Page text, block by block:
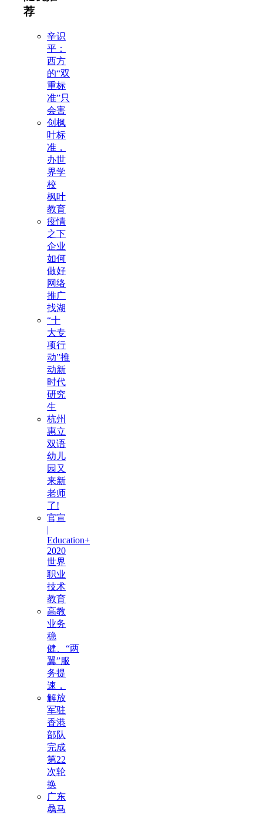
荐
辛识
平：
西方
的“双
重标
准”只
会害
创枫
叶标
准，
办世
界学
校
枫叶
教育
疫情
之下
企业
如何
做好
网络
推广
找湖
“十
大专
项行
动”推
动新
时代
研究
生
杭州
惠立
双语
幼儿
园又
来新
老师
了!
官宣
|
Education+
2020
世界
职业
技术
教育
高教
业务
稳
健、“两
翼”服
务提
速，
解放
军驻
香港
部队
完成
第22
次轮
换
广东
骉马